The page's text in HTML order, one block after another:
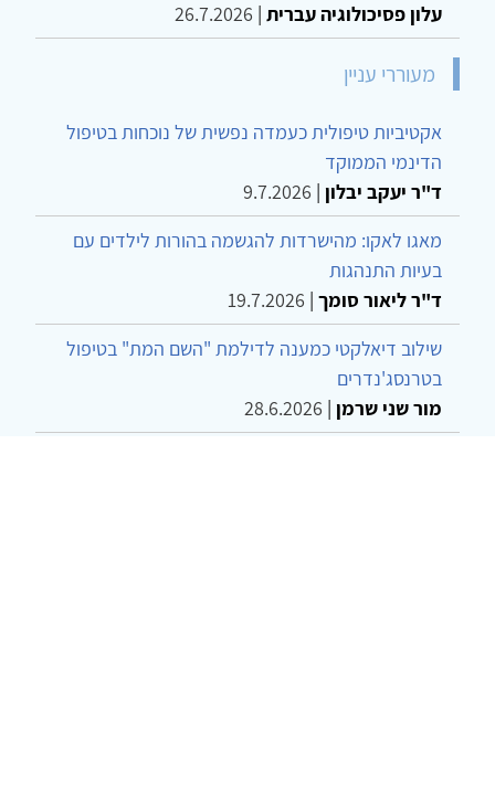
עלון פסיכולוגיה עברית |
26.7.2026
מעוררי עניין
אקטיביות טיפולית כעמדה נפשית של נוכחות בטיפול
הדינמי הממוקד
ד"ר יעקב יבלון |
9.7.2026
מאגו לאקו: מהישרדות להגשמה בהורות לילדים עם
בעיות התנהגות
ד"ר ליאור סומך |
19.7.2026
שילוב דיאלקטי כמענה לדילמת "השם המת" בטיפול
בטרנסג'נדרים
מור שני שרמן |
28.6.2026